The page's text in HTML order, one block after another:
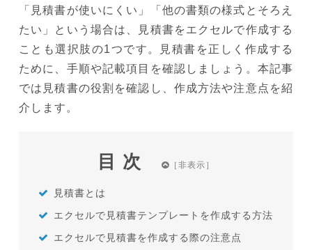
「見積書が使いにくい」「他の書類の様式とそろえ
たい」という場合は、見積書をエクセルで作成する
ことも選択肢の1つです。見積書を正しく作成する
ために、手順や記載項目を確認しましょう。本記事
では見積書の役割を確認し、作成方法や注意点を紹
介します。
目次
見積書とは
エクセルで見積書テンプレートを作成する方法
エクセルで見積書を作成する際の注意点